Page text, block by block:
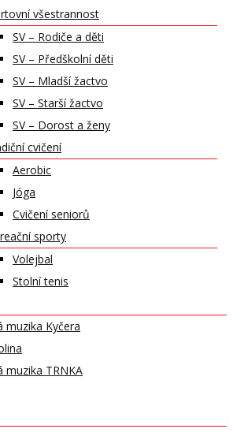
všestrannost
SV – Rodiče a děti
SV – Předškolní děti
SV – Mladší žactvo
SV – Starší žactvo
SV – Dorost a ženy
cvičení
Aerobic
Jóga
Cvičení seniorů
sporty
Volejbal
Stolní tenis
muzika Kyčera
muzika TRNKA